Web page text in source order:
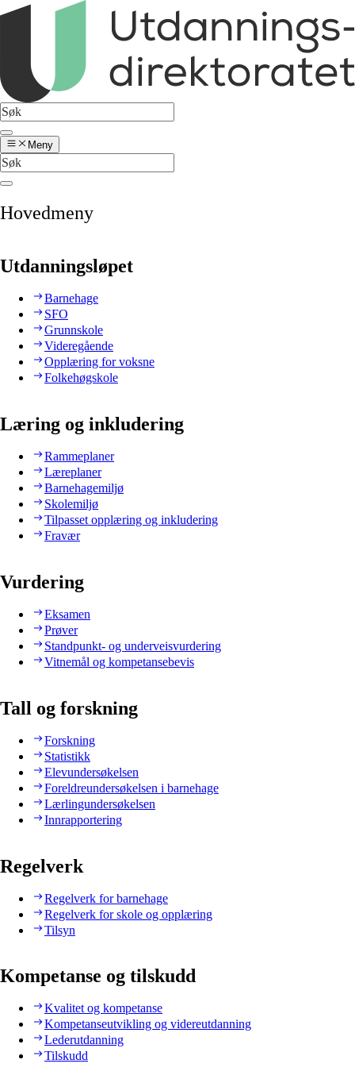
Meny
Hovedmeny
Utdanningsløpet
Barnehage
SFO
Grunnskole
Videregående
Opplæring for voksne
Folkehøgskole
Læring og inkludering
Rammeplaner
Læreplaner
Barnehagemiljø
Skolemiljø
Tilpasset opplæring og inkludering
Fravær
Vurdering
Eksamen
Prøver
Standpunkt- og underveisvurdering
Vitnemål og kompetansebevis
Tall og forskning
Forskning
Statistikk
Elevundersøkelsen
Foreldreundersøkelsen i barnehage
Lærlingundersøkelsen
Innrapportering
Regelverk
Regelverk for barnehage
Regelverk for skole og opplæring
Tilsyn
Kompetanse og tilskudd
Kvalitet og kompetanse
Kompetanseutvikling og videreutdanning
Lederutdanning
Tilskudd